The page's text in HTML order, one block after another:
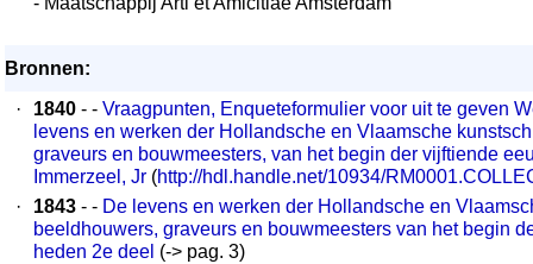
Bronnen:
·
1840 - - Vraagpunten, Enqueteformulier voor uit te geven
levens en werken der Hollandsche en Vlaamsche
graveurs en bouwmeesters, van het begin der vijftiende
Immerzeel, Jr (http://hdl.handle.net/10934/
·
1843 - - De levens en werken der Hollandsche en
beeldhouwers, graveurs en bouwmeesters van het begin
heden 2e deel (-> pag. 3)